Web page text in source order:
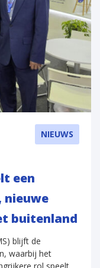
NIEUWS
een
nieuwe
buitenland
blijft de
waarbij het
rol speelt